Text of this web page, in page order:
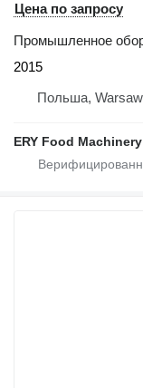
Цена по запросу
Промышленное
2015
Польша, Warsaw
ERY Food Machinery